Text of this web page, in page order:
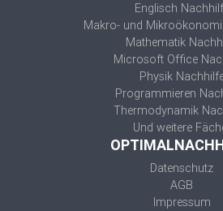
Englisch
Makro- und
Mathematik
Microsoft Office
Physik
Programmieren
Thermodynamik
Und weitere
Datenschutz
AGB
Impressum